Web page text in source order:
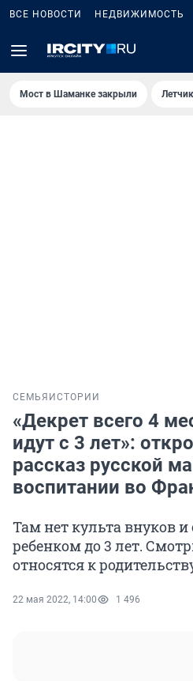
ВСЕ НОВОСТИ НЕДВИЖИМОСТЬ
Мост в Шаманке закрыли
СЕМЬЯ ИСТОРИИ
«Декрет всего 4
идут с 3 лет»:
рассказ русской
воспитании во
Там нет культа внуков и
ребенком до 3 лет.
относятся к
22 мая 2022, 14:00 1 496